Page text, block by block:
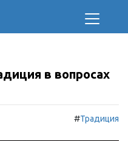
в вопросах
#Традиция